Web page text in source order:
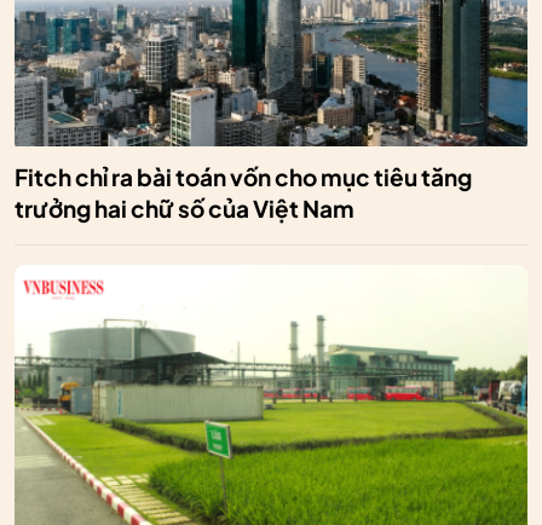
Fitch chỉ ra bài toán vốn cho mục tiêu tăng
trưởng hai chữ số của Việt Nam